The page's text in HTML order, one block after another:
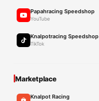
Papahracing Speedshop
YouTube
Knalpotracing Speedshop
TikTok
Marketplace
Knalpot Racing